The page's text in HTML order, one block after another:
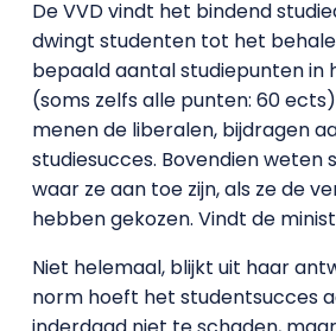
De VVD vindt het bindend
dwingt studenten tot het
bepaald aantal studiepunten in
(soms zelfs alle punten: 60
menen de liberalen, bijdragen
studiesucces. Bovendien weten
waar ze aan toe zijn, als ze de
hebben gekozen. Vindt de
Niet helemaal, blijkt uit haar
norm hoeft het studentsucces